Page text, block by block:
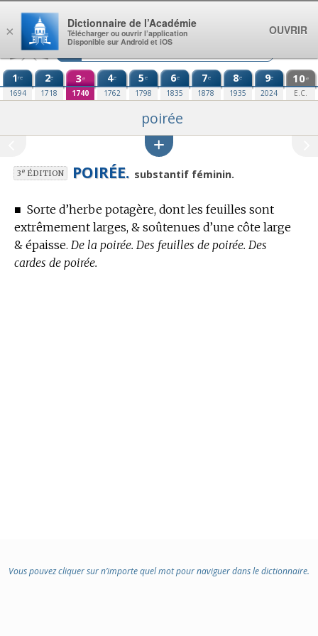
Aller au contenu
1re
1694
2e
1718
3e
1740
4e
1762
5e
1798
6e
1835
7e
1878
8e
1935
9e
2024
10e
E.C.
poirée
3eÉDITION POIRÉE. substantif féminin.
■ Sorte d’herbe potagère, dont les feuilles sont
extrêmement larges, & soûtenues d’une côte large
& épaisse. De la poirée. Des feuilles de poirée. Des
cardes de poirée.
Vous pouvez cliquer sur n’importe quel mot pour naviguer dans le dictionnaire.
×
Dictionnaire de l’Académie
Télécharger ou ouvrir l’application
Disponible sur Android et iOS
OUVRIR